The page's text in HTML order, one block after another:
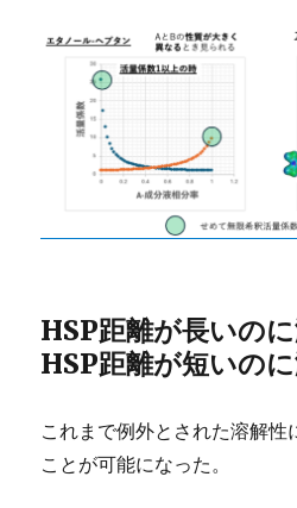
HSP距離が長いの
HSP距離が短いの
これまで例外とされた溶解性
ことが可能になった。